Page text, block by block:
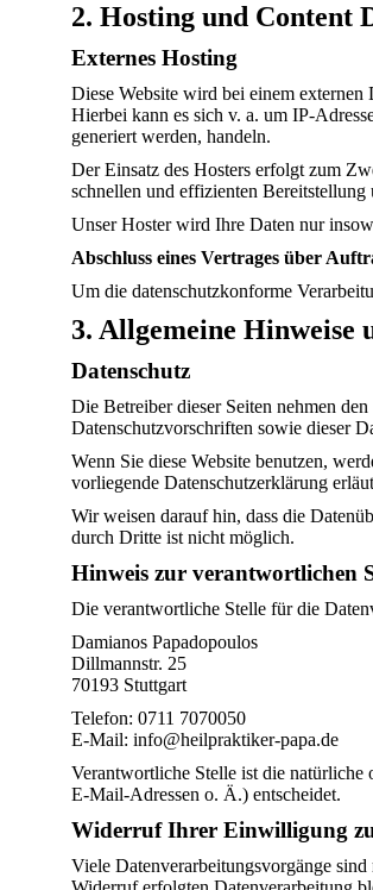
2. Hosting und Content
Externes Hosting
Diese Website wird bei einem externen
Hierbei kann es sich v. a. um IP-
generiert werden, handeln.
Der Einsatz des Hosters erfolgt zum
schnellen und effizienten
Unser Hoster wird Ihre Daten nur
Abschluss eines Vertrages über
Um die datenschutzkonforme
3. Allgemeine
Datenschutz
Die Betreiber dieser Seiten nehmen
Datenschutzvorschriften sowie dieser
Wenn Sie diese Website benutzen,
vorliegende Datenschutzerklärung
Wir weisen darauf hin, dass die
durch Dritte ist nicht möglich.
Hinweis zur verantwortlichen
Die verantwortliche Stelle für die
Damianos Papadopoulos
Dillmannstr. 25
70193 Stuttgart
Telefon: 0711 7070050
E-Mail: info@heilpraktiker-papa.de
Verantwortliche Stelle ist die natürliche
E-Mail-Adressen o. Ä.) entscheidet.
Widerruf Ihrer Einwilligung
Viele Datenverarbeitungsvorgänge